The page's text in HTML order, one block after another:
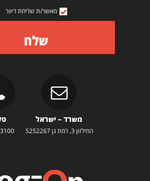
מאשר/ת שליחת דיוור
שלח
משרד – ישראל
החילזון 3, רמת גן 5252267